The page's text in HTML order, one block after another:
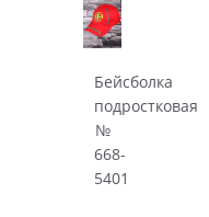
Бейсболка
подростковая
№
668-
5401